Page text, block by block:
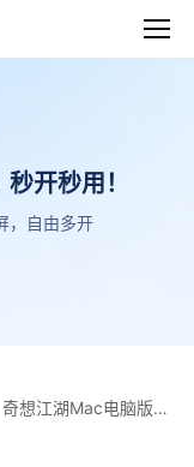
开秒用！
，自由多开
奇想江湖Mac电脑版下